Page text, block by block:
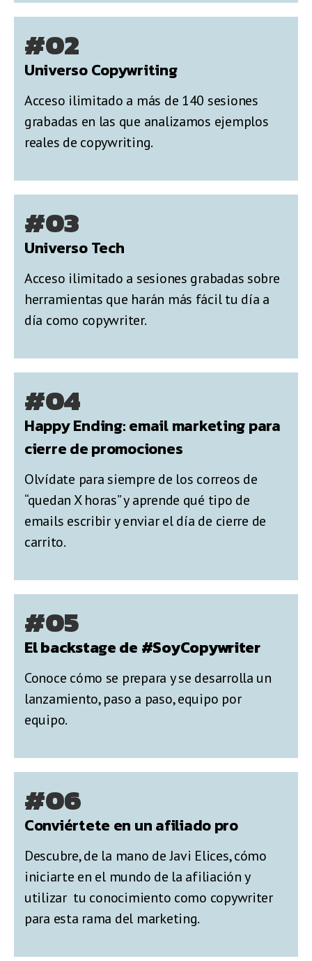
#02
Universo Copywriting
Acceso ilimitado a más de 140 sesiones
grabadas en las que analizamos ejemplos
reales de copywriting.
#03
Universo Tech
Acceso ilimitado a sesiones grabadas sobre
herramientas que harán más fácil tu día a
día como copywriter.
#04
Happy Ending: email marketing para
cierre de promociones
Olvídate para siempre de los correos de
“quedan X horas” y aprende qué tipo de
emails escribir y enviar el día de cierre de
carrito.
#05
El backstage de #SoyCopywriter
Conoce cómo se prepara y se desarrolla un
lanzamiento, paso a paso, equipo por
equipo.
#06
Conviértete en un afiliado pro
Descubre, de la mano de Javi Elices, cómo
iniciarte en el mundo de la afiliación y
utilizar tu conocimiento como copywriter
para esta rama del marketing.